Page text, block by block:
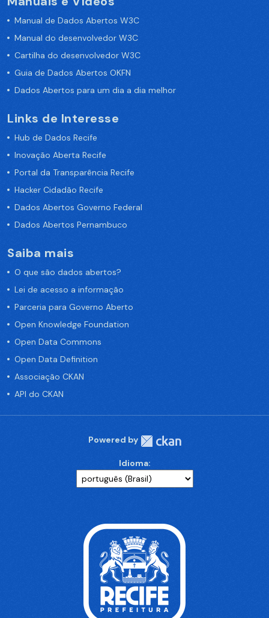
Manual de Dados Abertos W3C
Manual do desenvolvedor W3C
Cartilha do desenvolvedor W3C
Guia de Dados Abertos OKFN
Dados Abertos para um dia a dia melhor
Links de Interesse
Hub de Dados Recife
Inovação Aberta Recife
Portal da Transparência Recife
Hacker Cidadão Recife
Dados Abertos Governo Federal
Dados Abertos Pernambuco
Saiba mais
O que são dados abertos?
Lei de acesso a informação
Parceria para Governo Aberto
Open Knowledge Foundation
Open Data Commons
Open Data Definition
Associação CKAN
API do CKAN
Powered by
Idioma